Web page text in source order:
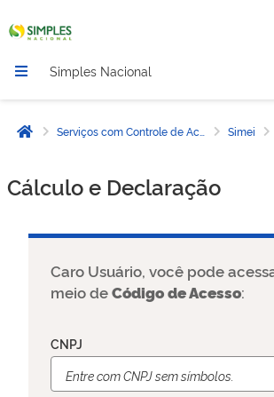
Simples Nacional
Página inicial Simei
Cálculo e Declaração
Caro Usuário, você pode
meio deCódigo de Acesso:
CNPJ